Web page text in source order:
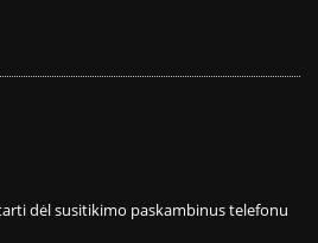
dėl susitikimo paskambinus telefonu